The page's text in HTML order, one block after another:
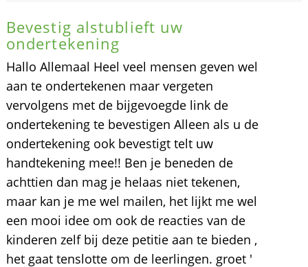
Bevestig alstublieft uw
ondertekening
Hallo Allemaal Heel veel mensen geven wel
aan te ondertekenen maar vergeten
vervolgens met de bijgevoegde link de
ondertekening te bevestigen Alleen als u de
ondertekening ook bevestigt telt uw
handtekening mee!! Ben je beneden de
achttien dan mag je helaas niet tekenen,
maar kan je me wel mailen, het lijkt me wel
een mooi idee om ook de reacties van de
kinderen zelf bij deze petitie aan te bieden ,
het gaat tenslotte om de leerlingen. groet '